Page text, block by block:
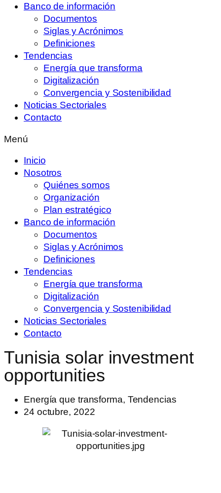
Banco de información
Documentos
Siglas y Acrónimos
Definiciones
Tendencias
Energía que transforma
Digitalización
Convergencia y Sostenibilidad
Noticias Sectoriales
Contacto
Menú
Inicio
Nosotros
Quiénes somos
Organización
Plan estratégico
Banco de información
Documentos
Siglas y Acrónimos
Definiciones
Tendencias
Energía que transforma
Digitalización
Convergencia y Sostenibilidad
Noticias Sectoriales
Contacto
Tunisia solar investment
opportunities
Energía que transforma, Tendencias
24 octubre, 2022